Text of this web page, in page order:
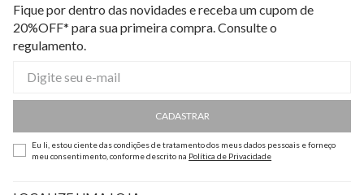
Fique por dentro das novidades e receba um cupom de
20%OFF* para sua primeira compra. Consulte o
regulamento.
CADASTRAR
Eu li, estou ciente das condições de tratamento dos meus dados pessoais e forneço
meu consentimento, conforme descrito na Política de Privacidade